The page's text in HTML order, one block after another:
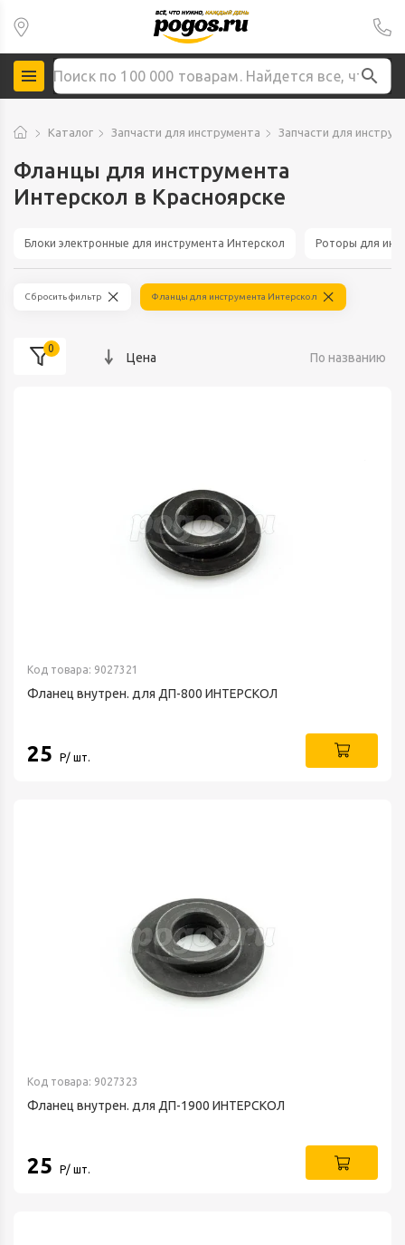
Каталог Запчасти для инструмента Запчасти для
Фланцы для инструмента
Интерскол в Красноярске
Блоки электронные для инструмента Интерскол Роторы для
Сбросить фильтр Фланцы для инструмента Интерскол
0
Цена По названию
Код товара: 9027321
Фланец внутрен. для ДП-800 ИНТЕРСКОЛ
25 Р/ шт.
Код товара: 9027323
Фланец внутрен. для ДП-1900 ИНТЕРСКОЛ
25 Р/ шт.